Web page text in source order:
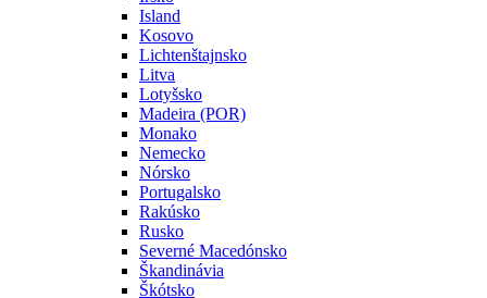
Island
Kosovo
Lichtenštajnsko
Litva
Lotyšsko
Madeira (POR)
Monako
Nemecko
Nórsko
Portugalsko
Rakúsko
Rusko
Severné Macedónsko
Škandinávia
Škótsko